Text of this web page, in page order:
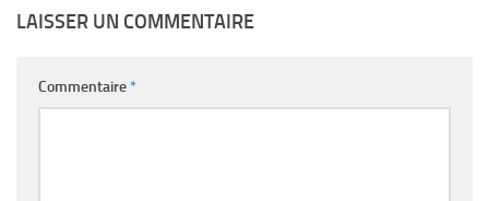
LAISSER UN COMMENTAIRE
Commentaire*